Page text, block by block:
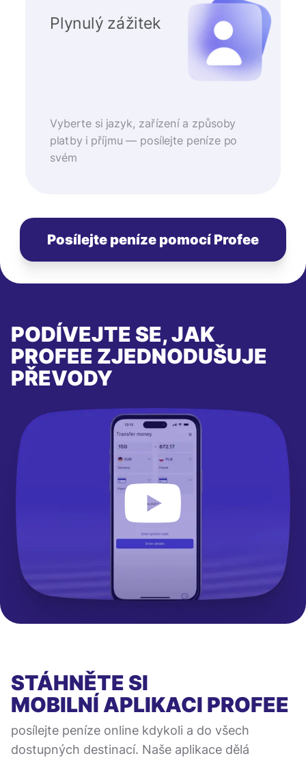
Plynulý zážitek
Vyberte si jazyk, zařízení a způsoby
platby i příjmu — posílejte peníze po
svém
Posílejte peníze pomocí Profee
PODÍVEJTE SE, JAK
PROFEE ZJEDNODUŠUJE
PŘEVODY
STÁHNĚTE SI
MOBILNÍ APLIKACI PROFEE
posílejte peníze online kdykoli a do všech
dostupných destinací. Naše aplikace dělá